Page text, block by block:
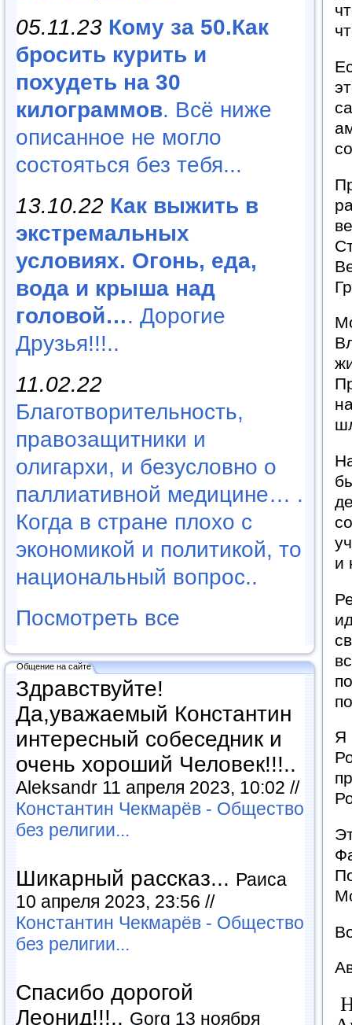
05.11.23 Кому за 50.Как
бросить курить и
похудеть на 30
килограммов. Всё ниже
описанное не могло
состояться без тебя...
13.10.22 Как выжить в
экстремальных
условиях. Огонь, еда,
вода и крыша над
головой…. Дорогие
Друзья!!!..
11.02.22
Благотворительность,
правозащитники и
олигархи, и безусловно о
паллиативной медицине… .
Когда в стране плохо с
экономикой и политикой, то
национальный вопрос..
Посмотреть все
Общение на сайте
Здравствуйте!
Да,уважаемый Константин
интересный собеседник и
очень хороший Человек!!!..
Aleksandr 11 апреля 2023, 10:02 //
Константин Чекмарёв - Общество
без религии...
Шикарный рассказ... Раиса
10 апреля 2023, 23:56 //
Константин Чекмарёв - Общество
без религии...
Спасибо дорогой
Леонид!!!.. Gorg 13 ноября
и
Я